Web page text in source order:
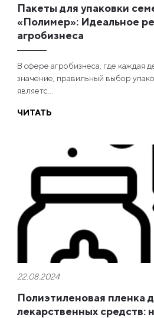
Пакеты для упаковки
«Полимер»: Идеальное
агробизнеса
В сфере агробизнеса, где каждая
значение, правильный выбор
являетс...
ЧИТАТЬ
22.08.2024
Полиэтиленовая пленка
лекарственных средств: